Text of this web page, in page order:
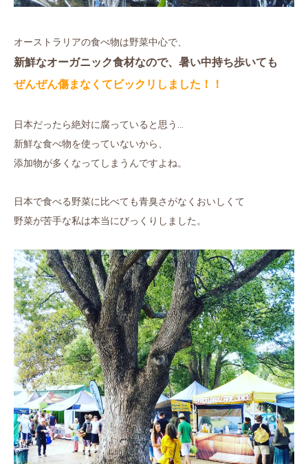
オーストラリアの食べ物は野菜中心で、
新鮮なオーガニック食材なので、暑い中持ち歩いても
ぜんぜん傷まなくてビックリしました！！
日本だったら絶対に腐っていると思う…
新鮮な食べ物を使っていないから、
添加物が多くなってしまうんですよね。
日本で食べる野菜に比べても青臭さがなくおいしくて
野菜が苦手な私は本当にびっくりしました。